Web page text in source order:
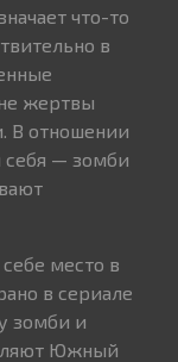
что-то
в
жертвы
В отношении
себя — зомби
место в
в сериале
зомби и
Южный